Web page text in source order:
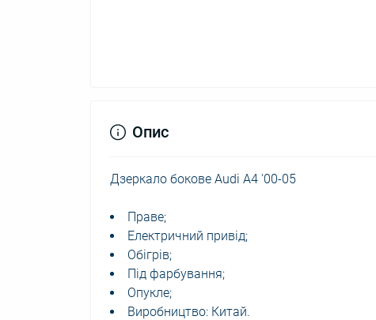
Опис
Дзеркало бокове Audi A4 '00-05
Праве;
Електричний привід;
Обігрів;
Під фарбування;
Опукле;
Виробництво: Китай.